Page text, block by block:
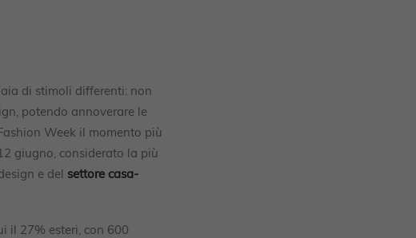
di stimoli differenti: non
potendo annoverare le
Week il momento più
giugno, considerato la più
e del settore casa-
il 27% esteri, con 600